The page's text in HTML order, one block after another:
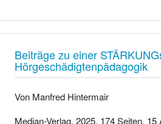
Beiträge zu einer
Hörgeschädigtenpädagogik
Von Manfred Hintermair
Median-Verlag, 2025, 174 Seiten,